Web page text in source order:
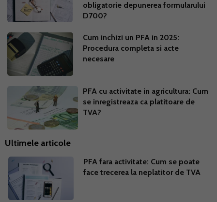
obligatorie depunerea formularului
D700?
Cum inchizi un PFA in 2025:
Procedura completa si acte
necesare
PFA cu activitate in agricultura: Cum
se inregistreaza ca platitoare de
TVA?
Ultimele articole
PFA fara activitate: Cum se poate
face trecerea la neplatitor de TVA